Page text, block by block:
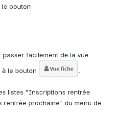
bouton
passer facilement de la vue
le bouton
listes "Inscriptions rentrée
rentrée prochaine" du menu de